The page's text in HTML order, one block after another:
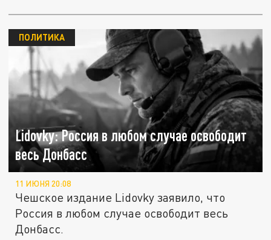
Lidovky: Россия в любом случае освободит
весь Донбасс
ПОЛИТИКА
11 ИЮНЯ 20:08
Чешское издание Lidovky заявило, что
Россия в любом случае освободит весь
Донбасс.